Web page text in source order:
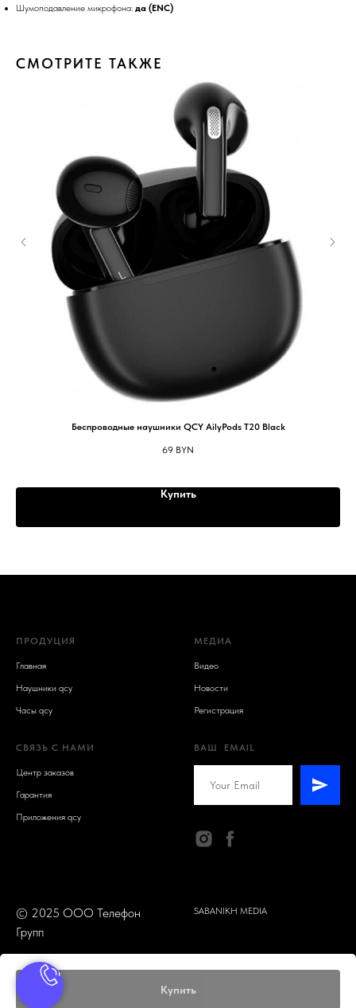
Купить
Шумоподавление микрофона: да (ENC)
СМОТРИТЕ ТАКЖЕ
Беспроводные наушники QCY AilyPods T20 Black
69 BYN
Купить
ПРОДУЦИЯ
Главная
Наушники qcy
Часы qcy
МЕДИА
Видео
Новости
Регистрация
СВЯЗЬ С НАМИ
Центр заказов
Гарантия
Приложения qcy
ВАШ EMAIL
© 2025 ООО Телефон
Групп
SABANIKH MEDIA